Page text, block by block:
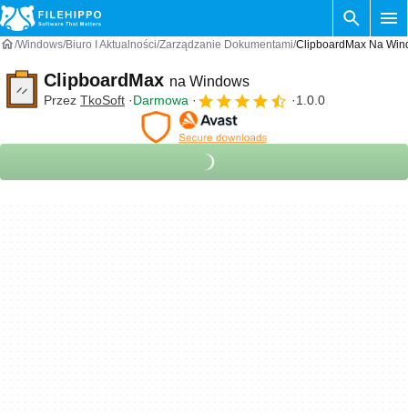
Windows Biuro I Aktualności Zarządzanie Dokumentami ClipboardMax Na
ClipboardMax na Windows
Przez TkoSoft Darmowa 1.0.0